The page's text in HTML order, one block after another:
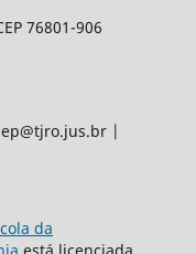
76801-906
|
da
está licenciada